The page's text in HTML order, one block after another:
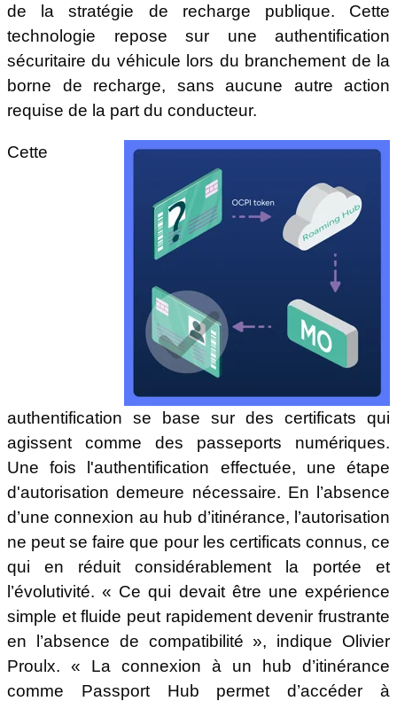
de la stratégie de recharge publique. Cette
technologie repose sur une authentification
sécuritaire du véhicule lors du branchement de la
borne de recharge, sans aucune autre action
requise de la part du conducteur.
Cette
authentification se base sur des certificats qui
agissent comme des passeports numériques.
Une fois l'authentification effectuée, une étape
d'autorisation demeure nécessaire. En l’absence
d’une connexion au hub d’itinérance, l’autorisation
ne peut se faire que pour les certificats connus, ce
qui en réduit considérablement la portée et
l’évolutivité. « Ce qui devait être une expérience
simple et fluide peut rapidement devenir frustrante
en l’absence de compatibilité », indique Olivier
Proulx. « La connexion à un hub d’itinérance
comme Passport Hub permet d’accéder à